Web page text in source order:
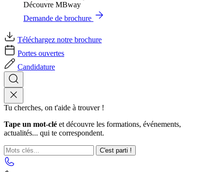
Découvre MBway
Demande de brochure
Téléchargez notre brochure
Portes ouvertes
Candidature
Tu cherches, on t'aide à trouver !
Tape un mot-clé et découvre les formations, événements,
actualités... qui te correspondent.
C'est parti !